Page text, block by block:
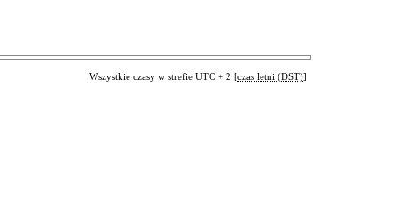
Wszystkie czasy w strefie UTC + 2 [czas letni (DST)]